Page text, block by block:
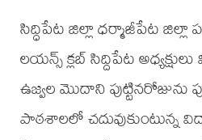
సిద్ధిపేట జిల్లా ధర్మాజీపేట
లయన్స్ క్లబ్ సిద్దిపేట
ఉజ్వల మొదాని పుట్టినరోజును
పాఠశాలలో చదువుకుంటున్న